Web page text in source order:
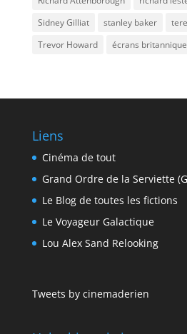
Sidney Gilliat
stanley baker
Trevor Howard
écrans
Liens
Cinéma de tout
Grand Ordre de la Serviette
Le Blog de toutes les fictions
Le Voyageur Galactique
Lou Alex Sand Relooking
Tweets by cinemaderien